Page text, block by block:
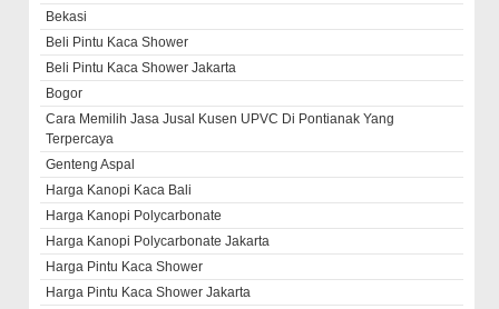
Bekasi
Beli Pintu Kaca Shower
Beli Pintu Kaca Shower Jakarta
Bogor
Cara Memilih Jasa Jusal Kusen UPVC Di Pontianak Yang
Terpercaya
Genteng Aspal
Harga Kanopi Kaca Bali
Harga Kanopi Polycarbonate
Harga Kanopi Polycarbonate Jakarta
Harga Pintu Kaca Shower
Harga Pintu Kaca Shower Jakarta